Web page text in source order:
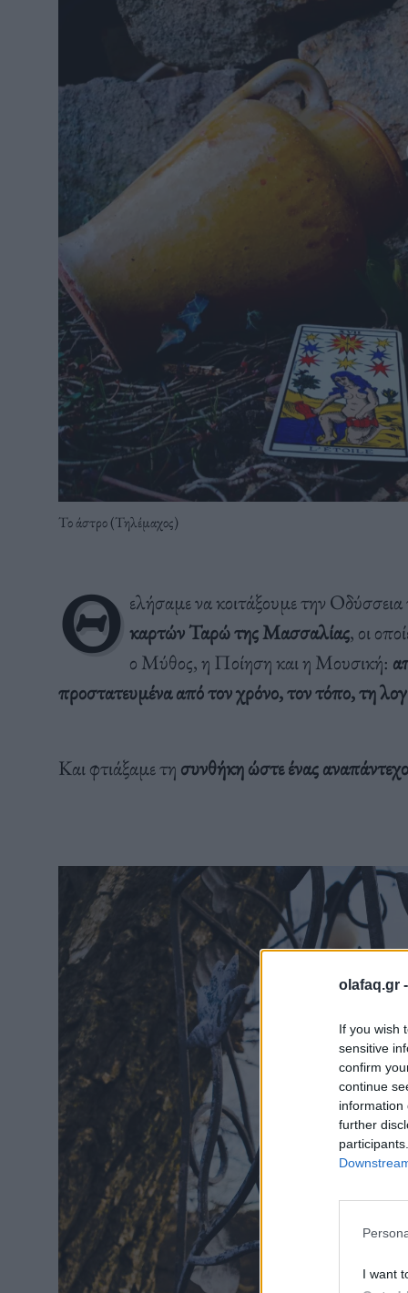
olafaq.gr -
If you wish
sensitive
confirm
continue
information
further
I want
Το άστρο (Τηλέμαχος)
Θ ελήσαμε να κοιτάξουμε την
καρτών Ταρώ της Μασσαλίας, οι
ο Μύθος, η Ποίηση και η Μουσική:
προστατευμένα από τον χρόνο, τον τόπο, τη
Και φτιάξαμε τη συνθήκη ώστε ένας